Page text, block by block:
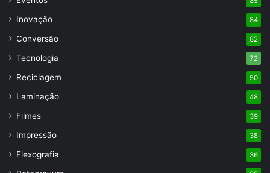
Inovação 84
Conversão 82
Tecnologia 72
Reciclagem 50
Laminação 48
Filmes 39
Impressão 38
Flexografia 36